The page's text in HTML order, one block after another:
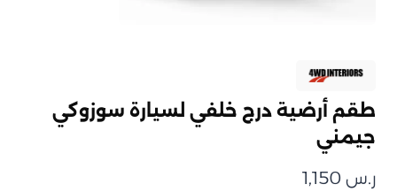
طقم أرضية درج خلفي لسيارة سوزوكي
جيمني
ر.س